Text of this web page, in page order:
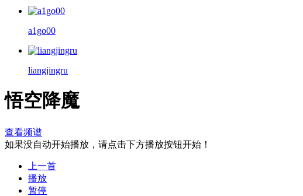
a1go00
liangjingru
悟空降魔
查看频谱
如果没自动开始播放，请点击下方播放按钮开始！
上一首
播放
暂停